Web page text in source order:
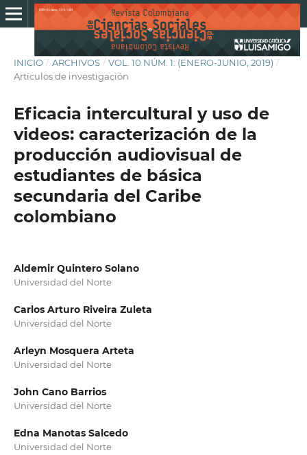
INICIO / ARCHIVOS / VOL. 10 NÚM. 1: (ENERO-JUNIO, 2019) /
Artículos de investigación
Eficacia intercultural y uso de
videos: caracterización de la
producción audiovisual de
estudiantes de básica
secundaria del Caribe
colombiano
Aldemir Quintero Solano
Universidad del Norte
Carlos Arturo Riveira Zuleta
Universidad del Norte
Arleyn Mosquera Arteta
Universidad del Norte
John Cano Barrios
Universidad del Norte
Edna Manotas Salcedo
Universidad del Norte